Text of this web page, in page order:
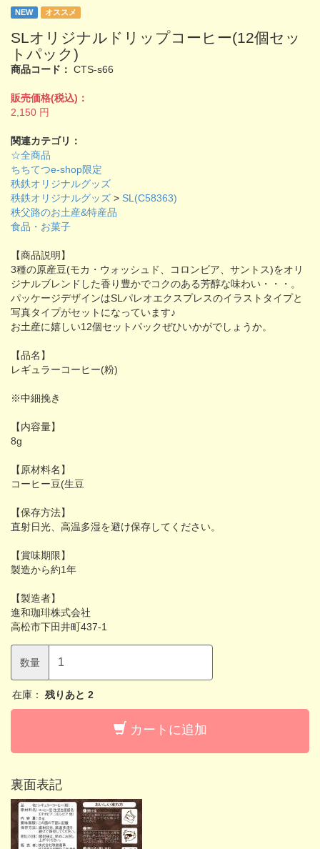
NEW オススメ
SLオリジナルドリップコーヒー(12個セッ
トパック)
商品コード： CTS-s66
販売価格(税込)：
2,150 円
関連カテゴリ：
☆全商品
ちちてつe-shop限定
秩鉄オリジナルグッズ
秩鉄オリジナルグッズ > SL(C58363)
秩父路のお土産&特産品
食品・お菓子
【商品説明】
3種の原産豆(モカ・ウォッシュド、コロンビア、サントス)をオリ
ジナルブレンドした香り豊かでコクのある芳醇な味わい・・・。
パッケージデザインはSLパレオエクスプレスのイラストタイプと
写真タイプがセットになっています♪
お土産に嬉しい12個セットパックぜひいかがでしょうか。
【品名】
レギュラーコーヒー(粉)
※中細挽き
【内容量】
8g
【原材料名】
コーヒー豆(生豆
【保存方法】
直射日光、高温多湿を避け保存してください。
【賞味期限】
製造から約1年
【製造者】
進和珈琲株式会社
高松市下田井町437-1
数量
在庫： 残りあと 2
カートに追加
裏面表記